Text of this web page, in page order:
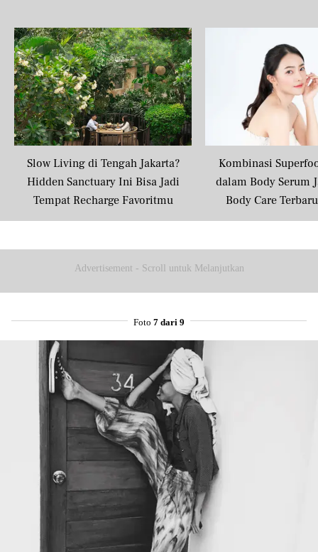
Slow Living di Tengah Jakarta?
Hidden Sanctuary Ini Bisa Jadi
Tempat Recharge Favoritmu
Kombinasi
dalam Body Serum
Body Care
Masyarakat
Advertisement - Scroll untuk Melanjutkan
Foto 7 dari 9
Share to others
Pinterest